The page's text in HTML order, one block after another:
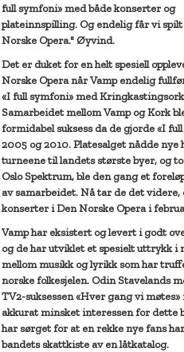
full symfoni» med både konserter og
plateinnspilling. Og endelig får vi
Norske Opera." Øyvind.
Det er duket for en helt spesiell
Norske Opera når Vamp endelig
«I full symfoni» med
Samarbeidet mellom Vamp og Kork
formidabel suksess da de gjorde «I
2005 og 2010. Platesalget nådde nye
turneene til landets største byer, og
Oslo Spektrum, ble den gang et
av samarbeidet. Nå tar de det videre,
konserter i Den Norske Opera i
Vamp har eksistert og levert i godt
og de har utviklet et spesielt uttrykk i
mellom musikk og lyrikk som har
norske folkesjelen. Odin Stavelands
TV2-suksessen «Hver gang vi møtes»
akkurat minsket interessen for dette
har sørget for at en rekke nye fans
bandets skattkiste av en låtkatalog.